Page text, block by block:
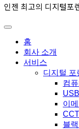
인젠 최고의 디지털포
Toggle
Primary
menu
홈
회사 소개
서비스
디지털 포
컴
이
블